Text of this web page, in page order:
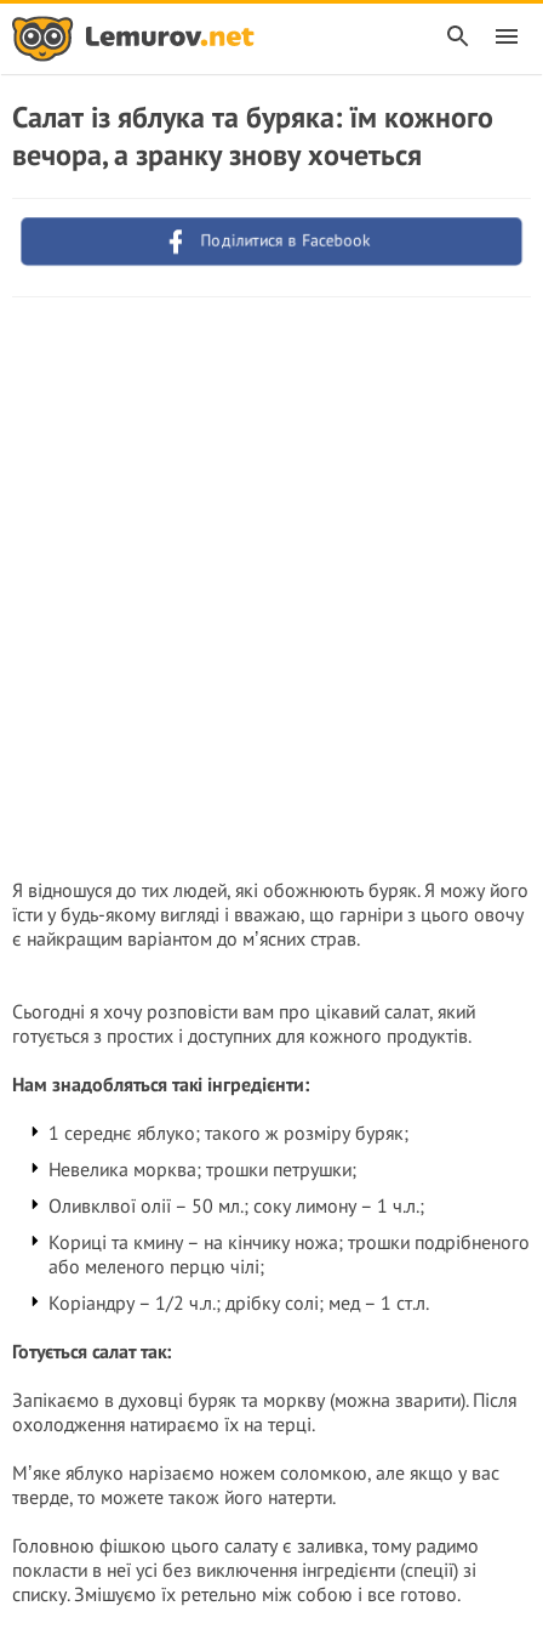
Салат із яблука та буряка: їм кожного
вечора, а зранку знову хочеться
Поділитися в Facebook
Я відношуся до тих людей, які обожнюють буряк. Я можу його
їсти у будь-якому вигляді і вважаю, що гарніри з цього овочу
є найкращим варіантом до мʼясних страв.
Сьогодні я хочу розповісти вам про цікавий салат, який
готується з простих і доступних для кожного продуктів.
Нам знадобляться такі інгредієнти:
1 середнє яблуко; такого ж розміру буряк;
Невелика морква; трошки петрушки;
Оливклвої олії – 50 мл.; соку лимону – 1 ч.л.;
Кориці та кмину – на кінчику ножа; трошки подрібненого
або меленого перцю чілі;
Коріандру – 1/2 ч.л.; дрібку солі; мед – 1 ст.л.
Готується салат так:
Запікаємо в духовці буряк та моркву (можна зварити). Після
охолодження натираємо їх на терці.
Мʼяке яблуко нарізаємо ножем соломкою, але якщо у вас
тверде, то можете також його натерти.
Головною фішкою цього салату є заливка, тому радимо
покласти в неї усі без виключення інгредієнти (спеції) зі
списку. Змішуємо їх ретельно між собою і все готово.